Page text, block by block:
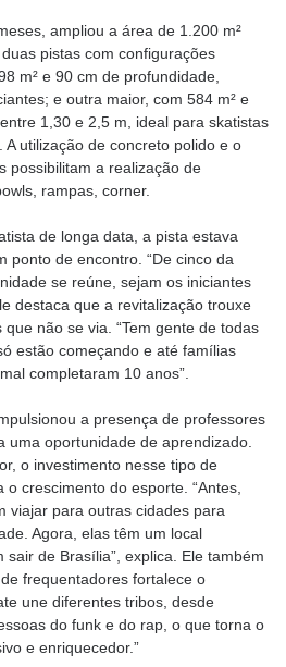
ampliou a área de 1.200 m²
pistas com configurações
m² e 90 cm de profundidade,
e outra maior, com 584 m² e
1,30 e 2,5 m, ideal para skatistas
utilização de concreto polido e o
possibilitam a realização de
rampas, corner.
de longa data, a pista estava
ponto de encontro. “De cinco da
se reúne, sejam os iniciantes
destaca que a revitalização trouxe
não se via. “Tem gente de todas
estão começando e até famílias
completaram 10 anos”.
a presença de professores
uma oportunidade de aprendizado.
o investimento nesse tipo de
crescimento do esporte. “Antes,
viajar para outras cidades para
Agora, elas têm um local
de Brasília”, explica. Ele também
frequentadores fortalece o
une diferentes tribos, desde
do funk e do rap, o que torna o
e enriquecedor.”